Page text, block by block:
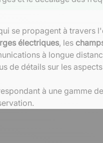
se propagent à travers
électriques, les
à longue
de détails sur les
à une gamme